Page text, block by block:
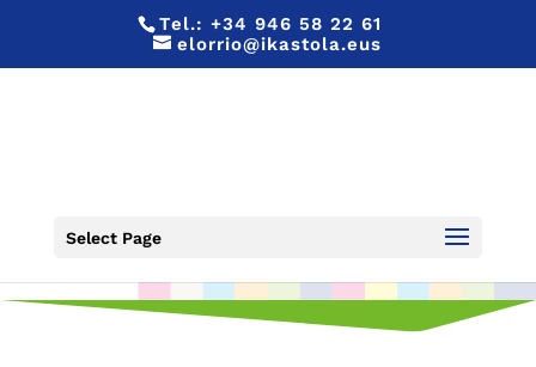
Tel.:+34 946 58 22 61
elorrio@ikastola.eus
Select Page
¡VACACIONES!